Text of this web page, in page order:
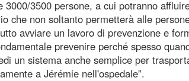
3000/3500 persone, a cui potranno
che non soltanto permetterà alle
avviare un lavoro di prevenzione e
prevenire perché spesso
un sistema anche semplice per
a Jérémie nell'ospedale”.